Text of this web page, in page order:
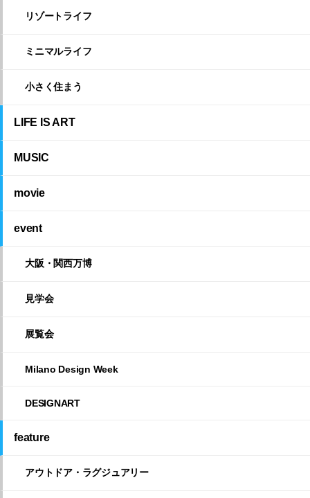
リゾートライフ
ミニマルライフ
小さく住まう
LIFE IS ART
MUSIC
movie
event
大阪・関西万博
見学会
展覧会
Milano Design Week
DESIGNART
feature
アウトドア・ラグジュアリー